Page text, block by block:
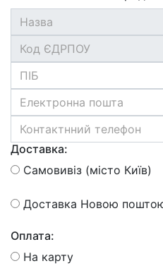
Доставка:
Самовивіз (місто Київ)
Доставка Новою поштою
Оплата:
На карту